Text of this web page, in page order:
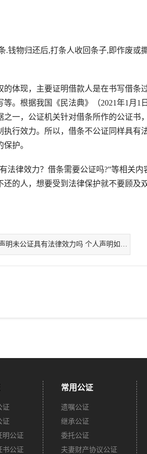
物归还后,打条人收回条子,即作废或
体现，主要证明借款人是在书写借条
。根据我国《民法典》（2021年1月1
一，公证机关针对借条所作的公证书
行效力。所以，借条不公证同样具有
护。
律效力？借条需要公证吗?”等相关内
的人，想要受到法律保护就不要顾及
个人声明未公证具有法律效力吗 个人声明如何写
证
证
明公证
书公证
常用公证
遗嘱公证
继承公证
委托公证
夫妻财产协议公证